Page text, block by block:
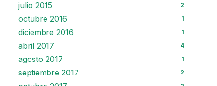
julio 2015 2
octubre 2016 1
diciembre 2016 1
abril 2017 4
agosto 2017 1
septiembre 2017 2